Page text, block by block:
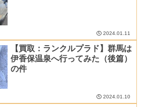
2024.01.11
【買取：ランクルプラド】群馬は
伊香保温泉へ行ってみた（後篇）
の件
2024.01.10